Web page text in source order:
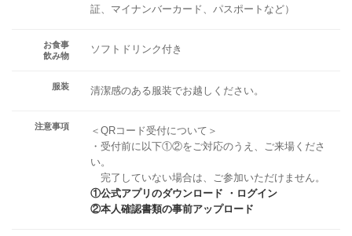
証、マイナンバーカード、パスポートなど）
お食事
飲み物
ソフトドリンク付き
服装 清潔感のある服装でお越しください。
注意事項
＜QRコード受付について＞
・受付前に以下①②をご対応のうえ、ご来場くださ
い。
完了していない場合は、ご参加いただけません。
①公式アプリのダウンロード ・ログイン
②本人確認書類の事前アップロード